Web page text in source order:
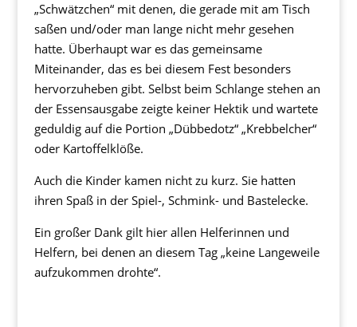
„Schwätzchen“ mit denen, die gerade mit am Tisch
saßen und/oder man lange nicht mehr gesehen
hatte. Überhaupt war es das gemeinsame
Miteinander, das es bei diesem Fest besonders
hervorzuheben gibt. Selbst beim Schlange stehen an
der Essensausgabe zeigte keiner Hektik und wartete
geduldig auf die Portion „Dübbedotz“ „Krebbelcher“
oder Kartoffelklöße.
Auch die Kinder kamen nicht zu kurz. Sie hatten
ihren Spaß in der Spiel-, Schmink- und Bastelecke.
Ein großer Dank gilt hier allen Helferinnen und
Helfern, bei denen an diesem Tag „keine Langeweile
aufzukommen drohte“.